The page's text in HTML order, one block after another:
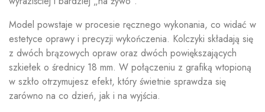
Model powstaje w procesie ręcznego wykonania, co widać w
estetyce oprawy i precyzji wykończenia. Kolczyki składają się
z dwóch brązowych opraw oraz dwóch powiększających
szkiełek o średnicy 18 mm. W połączeniu z grafiką wtopioną
w szkło otrzymujesz efekt, który świetnie sprawdza się
zarówno na co dzień, jak i na wyjścia.